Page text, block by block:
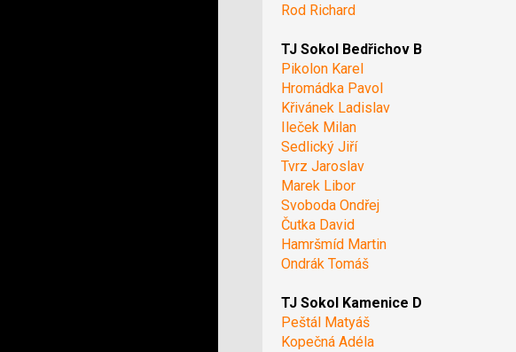
Rod Richard
TJ Sokol Bedřichov B
Pikolon Karel
Hromádka Pavol
Křivánek Ladislav
Ileček Milan
Sedlický Jiří
Tvrz Jaroslav
Marek Libor
Svoboda Ondřej
Čutka David
Hamršmíd Martin
Ondrák Tomáš
TJ Sokol Kamenice D
Peštál Matyáš
Kopečná Adéla